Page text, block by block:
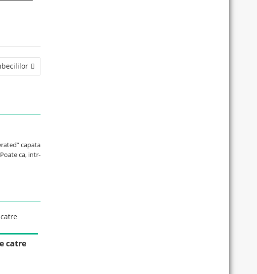
capata
ca, intr-
catre